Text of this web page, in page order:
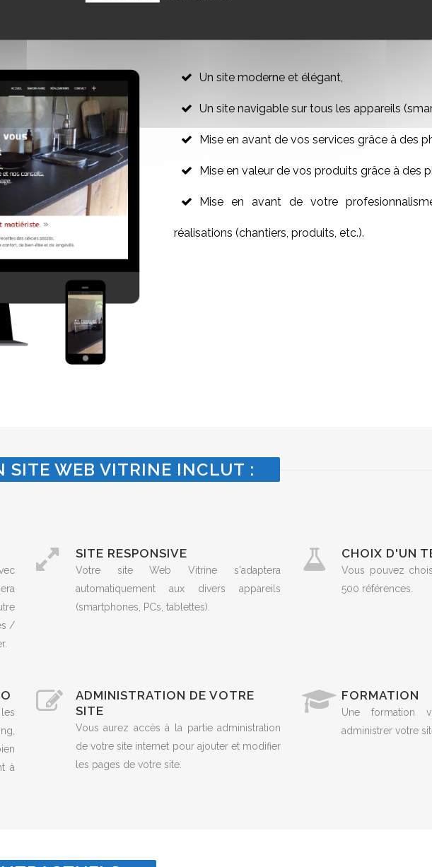
Un site moderne et élégant,
Un site navigable sur tous les appareils
Mise en avant de vos services grâce à des
Mise en valeur de vos produits grâce à des
Mise en avant de votre
réalisations (chantiers, produits, etc.).
SITE WEB VITRINE INCLUT :
/
SITE RESPONSIVE
Votre site Web Vitrine s'adaptera
automatiquement aux divers appareils
(smartphones, PCs, tablettes).
CHOIX D'UN
Vous pouvez
500 références.
à
ADMINISTRATION DE VOTRE
SITE
Vous aurez accès à la partie administration
de votre site internet pour ajouter et modifier
les pages de votre site.
FORMATION
Une formation
administrer votre